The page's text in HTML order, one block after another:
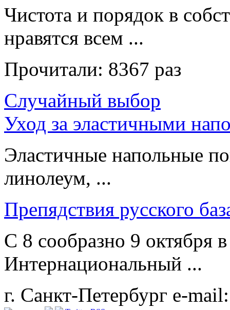
Чистота и порядок в
нравятся всем ...
Прочитали: 8367 раз
Случайный выбор
Уход за эластичными
Эластичные напольные
линолеум, ...
Препядствия русского
С 8 сообразно 9 октября
Интернациональный ...
г. Санкт-Петербург e-